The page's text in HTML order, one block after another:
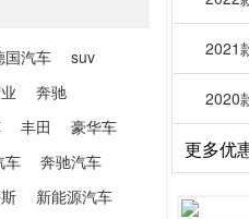
2021
2020
更多优
国汽车
suv
奔驰
丰田
豪华车
车
奔驰汽车
新能源汽车